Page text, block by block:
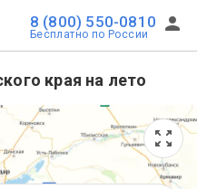
8 (800) 550-0810
Бесплатно по России
края на лето